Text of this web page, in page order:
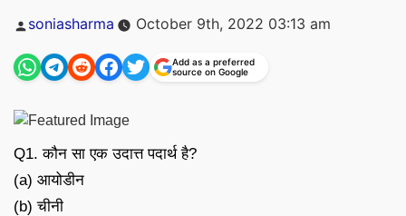
Posted
soniasharma October 9th, 2022 03:13 am
Add as a preferred
source on Google
Q1. कौन सा एक उदात्त पदार्थ है?
(a) आयोडीन
(b) चीनी